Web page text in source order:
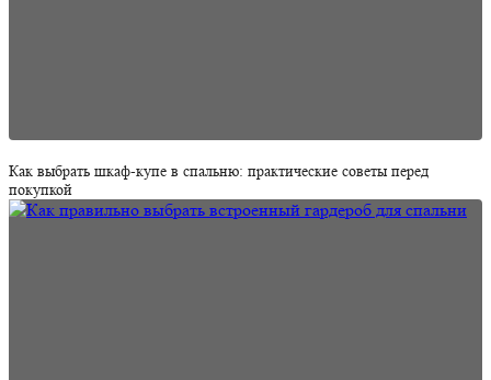
Как выбрать шкаф-купе в спальню: практические советы перед
покупкой